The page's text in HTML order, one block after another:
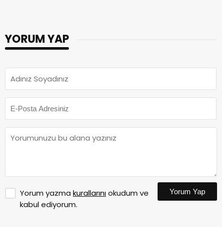
YORUM YAP
Yorum yazma kurallarınıokudum ve
kabul ediyorum.
Yorum Yap